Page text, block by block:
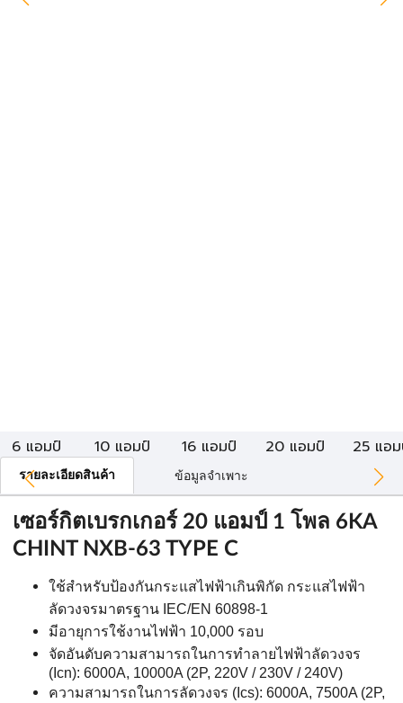
6 แอมป์ 10 แอมป์ 16 แอมป์ 20 แอมป์ 25 แอ
รายละเอียดสินค้า ข้อมูลจำเพาะ
เซอร์กิตเบรกเกอร์ 20 แอมป์ 1 โพล 6KA
CHINT NXB-63 TYPE C
ใช้สำหรับป้องกันกระแสไฟฟ้าเกินพิกัด กระแสไฟฟ้า
ลัดวงจรมาตรฐาน IEC/EN 60898-1
มีอายุการใช้งานไฟฟ้า 10,000 รอบ
จัดอันดับความสามารถในการทําลายไฟฟ้าลัดวงจร
(Icn): 6000A, 10000A (2P, 220V / 230V / 240V)
ความสามารถในการลัดวงจร (Ics): 6000A, 7500A (2P,